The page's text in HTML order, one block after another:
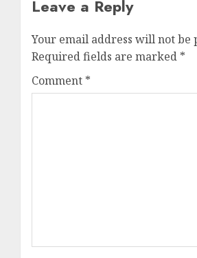
Leave a Reply
Your email address will not be
Required fields are marked *
Comment *